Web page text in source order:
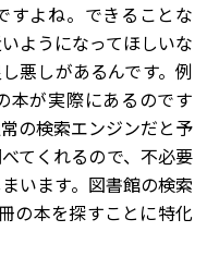
よね。できることな
ようになってほしいな
悪しがあるんです。例
本が実際にあるのです
の検索エンジンだと予
てくれるので、不必要
います。図書館の検索
の本を探すことに特化